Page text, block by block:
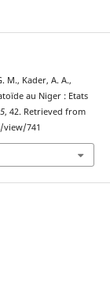
M., Kader, A. A.,
au Niger : Etats
, 42. Retrieved from
741